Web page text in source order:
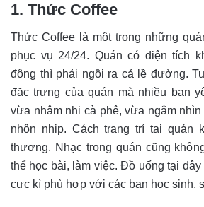
1. Thức Coffee
Thức Coffee là một trong những
phục vụ 24/24. Quán có diện tích
đông thì phải ngồi ra cả lề đường.
đặc trưng của quán mà nhiều bạn
vừa nhâm nhi cà phê, vừa ngắm
nhộn nhịp. Cách trang trí tại quán
thương. Nhạc trong quán cũng
thể học bài, làm việc. Đồ uống tại
cực kì phù hợp với các bạn học sinh,